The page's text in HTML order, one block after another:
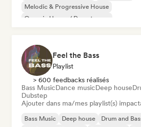
Melodic & Progressive House
Organic House / Downtempo
Feel the Bass
Playlist
> 600 feedbacks réalisés
Bass MusicDance musicDeep house
Dubstep
Ajouter dans ma/mes playlist(s)
Bass Music Deep house
Drum and